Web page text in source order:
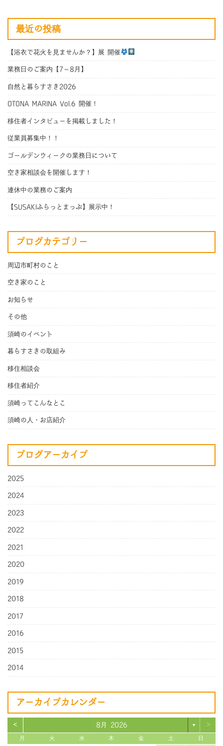
最近の投稿
【浴衣で花火を見ませんか？】展 開催
業務日のご案内【7～8月】
自然と暮らすさき2026
OTONA MARINA Vol.6 開催！
移住者インタビューを掲載しました！
従業員募集中！！
ゴールデンウィークの業務日について
空き家相談会を開催します！
連休中の業務のご案内
【SUSAKIふらっとまっぷ】展示中！
ブログカテゴリー
周辺市町村のこと
空き家のこと
お知らせ
その他
須崎のイベント
暮らすさきの取組み
移住相談会
移住者紹介
須崎ってこんなとこ
須崎の人・お店紹介
ブログアーカイブ
2025
2024
2023
2022
2021
2020
2019
2018
2017
2016
2015
2014
アーカイブカレンダー
< 8月 2026 ▼ >
月 火 水 木 金 土 日